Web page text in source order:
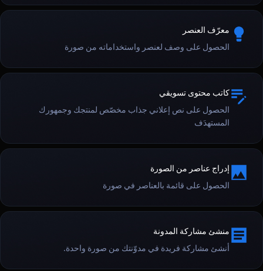
معرّف العنصر
الحصول على وصف لعنصر واستخداماته من صورة
كاتب محتوى تسويقي
الحصول على نص إعلاني جذاب مخصّص لمنتجك وجمهورك
المستهدَف
إدراج عناصر من الصورة
الحصول على قائمة بالعناصر في صورة
منشئ مشاركة المدونة
أنشئ مشاركة فريدة في مدوّنتك من صورة واحدة.